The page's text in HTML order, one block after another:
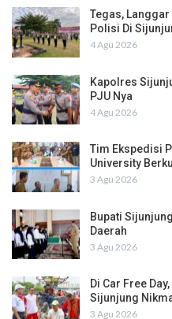
Tegas,
Polisi Di
4 Agu 2026
Kapolres
PJU Nya
4 Agu 2026
Tim Ekspedisi
University
3 Agu 2026
Bupati
Daerah
3 Agu 2026
Di Car Free
Sijunjung
3 Agu 2026